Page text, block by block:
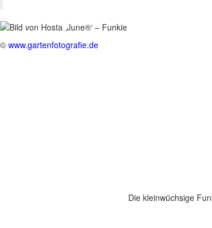
© www.gartenfotografie.de
Die kleinwüchsige